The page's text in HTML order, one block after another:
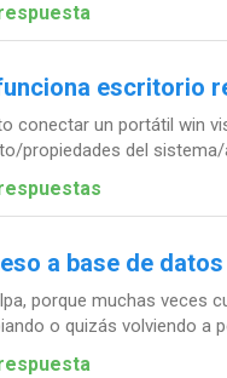
escritorio
conectar un portátil win
propiedades del
a base de
porque muchas veces
o quizás volviendo a